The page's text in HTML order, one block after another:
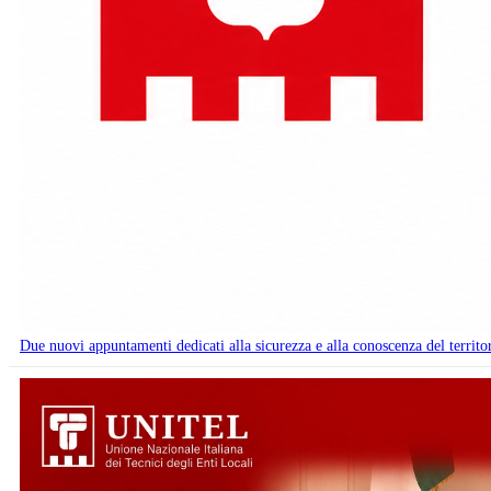
Due nuovi appuntamenti dedicati alla sicurezza e alla conoscenza del